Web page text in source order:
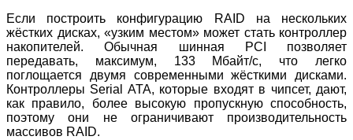
Если построить конфигурацию RAID на нескольких
жёстких дисках, «узким местом» может стать контроллер
накопителей. Обычная шинная PCI позволяет
передавать, максимум, 133 Мбайт/с, что легко
поглощается двумя современными жёсткими дисками.
Контроллеры Serial ATA, которые входят в чипсет, дают,
как правило, более высокую пропускную способность,
поэтому они не ограничивают производительность
массивов RAID.